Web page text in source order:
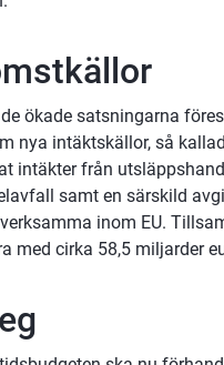
ökade satsningarna
nya intäktskällor, så
intäkter från
samt en särskild
inom EU.
med cirka 58,5 miljarder